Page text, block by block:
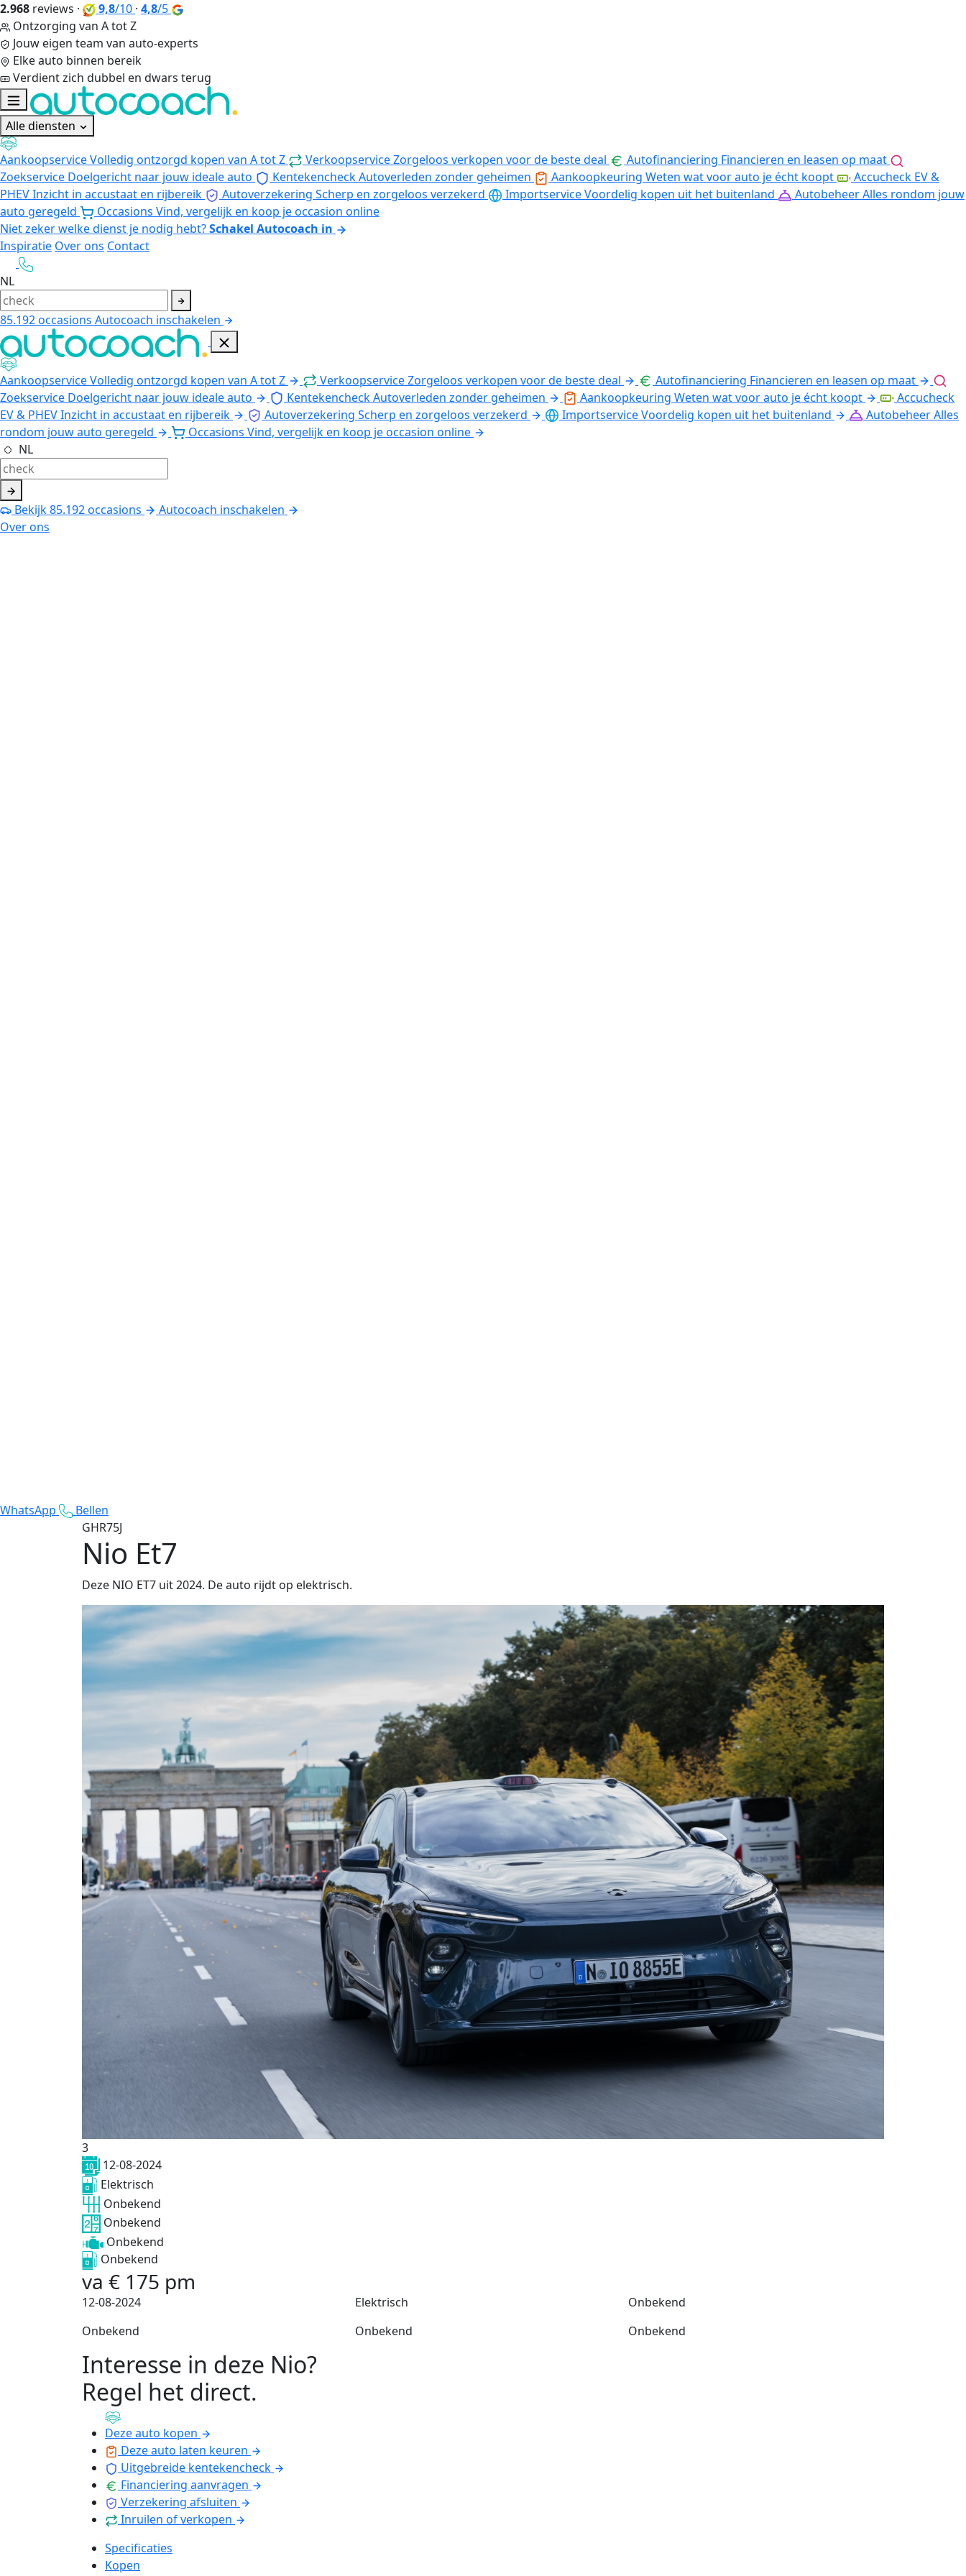
2.968 reviews · 9,8/10 · 4,8/5
Ontzorging van A tot Z
Jouw eigen team van auto-experts
Elke auto binnen bereik
Verdient zich dubbel en dwars terug
Alle diensten
AankoopserviceVolledig ontzorgd kopen van A tot Z VerkoopserviceZorgeloos verkopen voor de beste deal Autofinanciering Financieren en leasen op maat
Zoekservice Doelgericht naar jouw ideale auto KentekencheckAutoverleden zonder geheimen Aankoopkeuring Weten wat voor auto je écht koopt
Accucheck EV &
PHEVInzicht in accustaat en rijbereik Autoverzekering Scherp en zorgeloos verzekerd ImportserviceVoordelig kopen uit het buitenland AutobeheerAlles rondom jouw
auto geregeld
Occasions Vind, vergelijk en koop je occasion online
Niet zeker welke dienst je nodig hebt?Schakel Autocoach in
Inspiratie Over ons Contact
NL
85.192occasions Autocoach inschakelen
AankoopserviceVolledig ontzorgd kopen van A tot Z VerkoopserviceZorgeloos verkopen voor de beste deal Autofinanciering Financieren en leasen op maat
Zoekservice Doelgericht naar jouw ideale auto KentekencheckAutoverleden zonder geheimen Aankoopkeuring Weten wat voor auto je écht koopt
Accucheck
EV & PHEVInzicht in accustaat en rijbereik Autoverzekering Scherp en zorgeloos verzekerd ImportserviceVoordelig kopen uit het buitenland AutobeheerAlles
rondom jouw auto geregeld
Occasions Vind, vergelijk en koop je occasion online
NL
Bekijk85.192occasions
Autocoach inschakelen
Over ons
WhatsApp
Bellen
GHR75J
Nio Et7
Deze NIO ET7 uit 2024. De auto rijdt op elektrisch.
3
12-08-2024
Elektrisch
Onbekend
Onbekend
Onbekend
Onbekend
va € 175 pm
12-08-2024 Elektrisch
Onbekend
Onbekend
Onbekend Onbekend
Interesse in deze Nio?
Regel het direct.
Deze auto kopen
Deze auto laten keuren
Uitgebreide kentekencheck
Financiering aanvragen
Verzekering afsluiten
Inruilen of verkopen
Specificaties
Kopen